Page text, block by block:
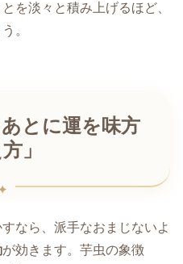
を淡々と積み上げるほど、
。
とに運を味方
」
なら、派手なおまじないよ
が効きます。芋虫の象徴